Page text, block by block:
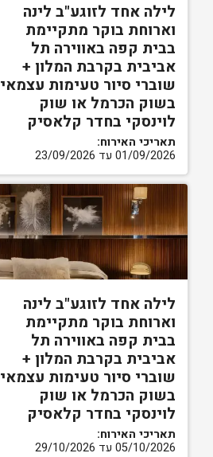
לילה אחד לזוגע"ב לינה
וארוחת בוקר מתקיימת
בבית קפה באווירה תל
אביבית בקרבת המלון +
שוברי סיור טעימות עצמאי
בשוק הכרמל או שוק
לוינסקי בחדר קלאסיק
תאריכי האירוח:
01/09/2026 עד 23/09/2026
לילה אחד לזוגע"ב לינה
וארוחת בוקר מתקיימת
בבית קפה באווירה תל
אביבית בקרבת המלון +
שוברי סיור טעימות עצמאי
בשוק הכרמל או שוק
לוינסקי בחדר קלאסיק
תאריכי האירוח:
05/10/2026 עד 29/10/2026